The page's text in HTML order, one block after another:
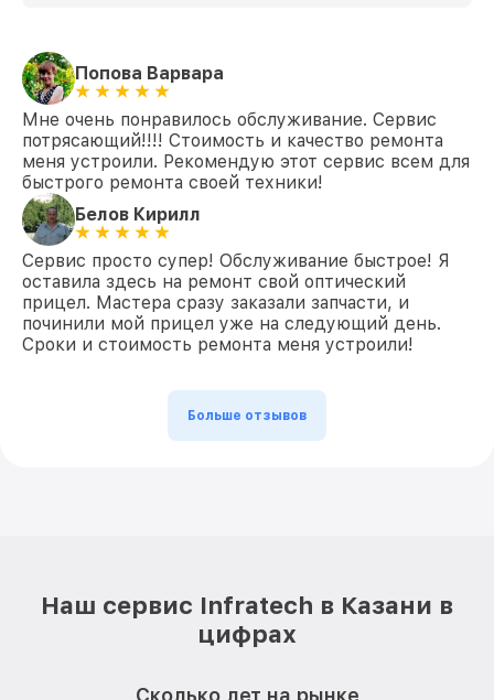
Попова Варвара
Мне очень понравилось обслуживание. Сервис
потрясающий!!!! Стоимость и качество ремонта
меня устроили. Рекомендую этот сервис всем для
быстрого ремонта своей техники!
Белов Кирилл
Сервис просто супер! Обслуживание быстрое! Я
оставила здесь на ремонт свой оптический
прицел. Мастера сразу заказали запчасти, и
починили мой прицел уже на следующий день.
Сроки и стоимость ремонта меня устроили!
Больше отзывов
Наш сервис Infratech в Казани в
цифрах
Сколько лет на рынке